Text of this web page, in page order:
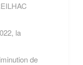
la
de